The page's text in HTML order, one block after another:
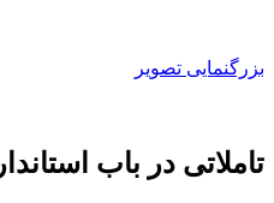
بزرگنمایی تصویر
تاملاتی در باب